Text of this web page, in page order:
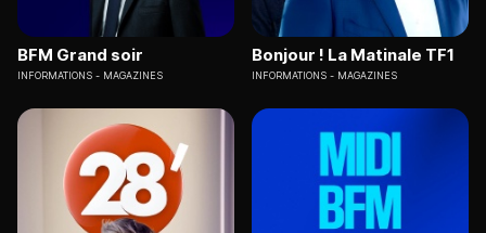
BFM Grand soir
INFORMATIONS MAGAZINES
Bonjour ! La Matinale TF1
INFORMATIONS MAGAZINES